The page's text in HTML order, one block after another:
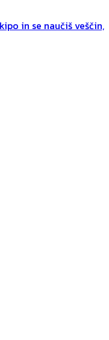
in se naučiš veščin,